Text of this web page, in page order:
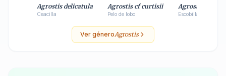
Agrostis delicatula
Ceacilla
Agrostis cf curtisii
Pelo de lobo
Agrostis
Escobilla
Ver géneroAgrostis